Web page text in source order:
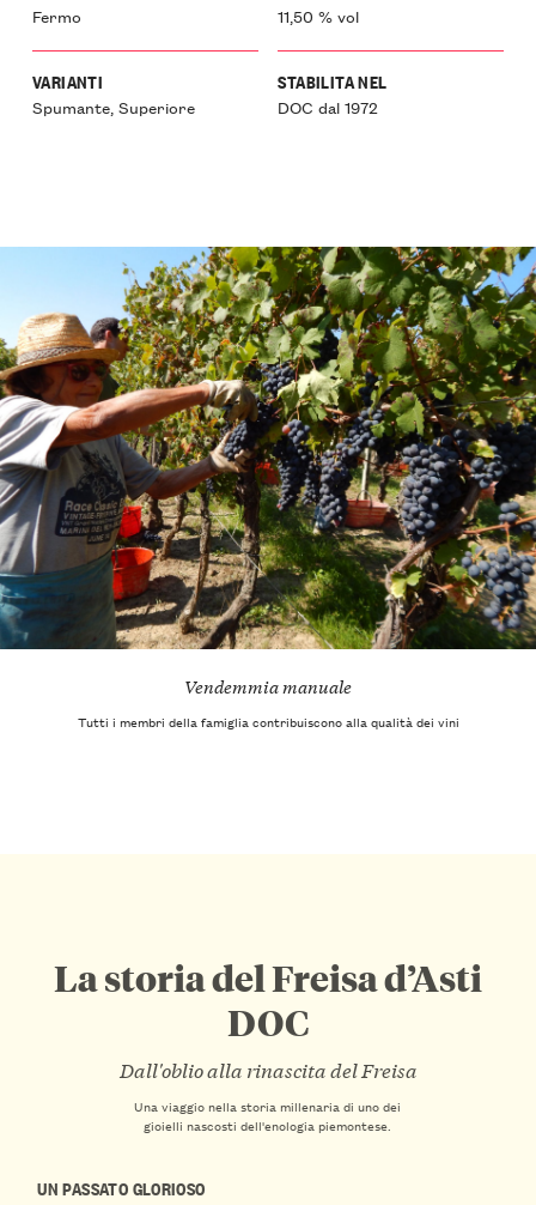
Fermo 11,50 % vol
VARIANTI
Spumante, Superiore
STABILITA NEL
DOC dal 1972
Vendemmia manuale
Tutti i membri della famiglia contribuiscono alla qualità dei vini
La storia del Freisa d’Asti
DOC
Dall'oblio alla rinascita del Freisa
Una viaggio nella storia millenaria di uno dei
gioielli nascosti dell'enologia piemontese.
UN PASSATO GLORIOSO